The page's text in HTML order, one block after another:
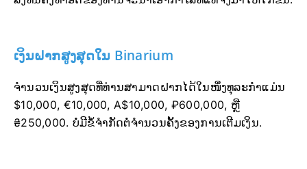
ເງິນຝາກສູງສຸດໃນ Binarium
ຈຳນວນເງິນສູງສຸດທີ່ທ່ານສາມາດຝາກໄດ້ໃນໜຶ່ງທຸລະກຳແມ່ນ
$10,000, €10,000, A$10,000, ₽600,000, ຫຼື
₴250,000. ບໍ່ມີຂໍ້ຈຳກັດຕໍ່ຈຳນວນຄັ້ງຂອງການເຕີມເງິນ.